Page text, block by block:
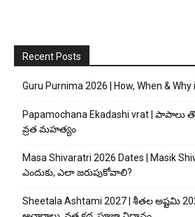
Recent Posts
Guru Purnima 2026 | How, When &
Papamochana Ekadashi vrat |
వ్రత మహత్యం
Masa Shivaratri 2026 Dates | Masik
ఎందుకు, ఎలా జరుపుకోవాలి?
Sheetala Ashtami 2027 | శీతల అష్టమి